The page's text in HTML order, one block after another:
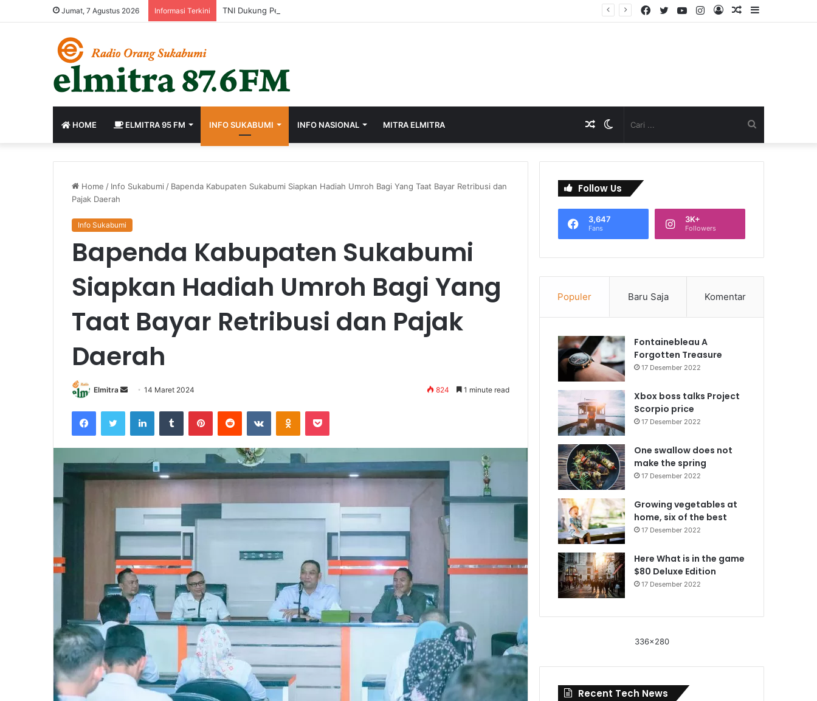
Jumat, 7 Agustus 2026 Informasi Terkini Sidebar
Artikel
Log
Instagram
YouTube
Twitter
Facebook
HOME ELMITRA 95 FM INFO SUKABUMI INFO NASIONAL MITRA ELMITRA
...
Switch
skin
Artikel
Acak
Home / Info Sukabumi / Bapenda Kabupaten Sukabumi Siapkan Hadiah Umroh Bagi Yang Taat Bayar Retribusi dan
Pajak Daerah
Info Sukabumi
Bapenda Kabupaten Sukabumi
Siapkan Hadiah Umroh Bagi Yang
Taat Bayar Retribusi dan Pajak
Daerah
Elmitra
Send
email
14 Maret 2024 824 1 minute read
FacebookTwitter LinkedInTumblr PinterestReddit VKontakteOdnoklassniki
Pocket
Follow Us
3,647
Fans
3K+
Followers
Populer Baru Saja Komentar
Fontainebleau A
Forgotten Treasure
17 Desember 2022
Xbox boss talks Project
Scorpio price
17 Desember 2022
One swallow does not
make the spring
17 Desember 2022
Growing vegetables at
home, six of the best
17 Desember 2022
Here What is in the game
$80 Deluxe Edition
17 Desember 2022
336x280
Recent Tech News